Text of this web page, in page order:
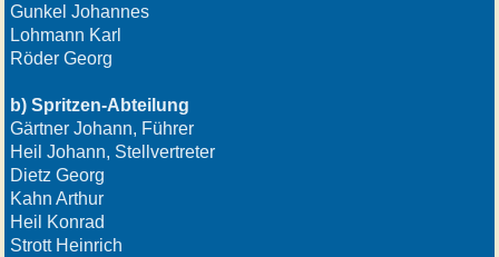
Gunkel Johannes
Lohmann Karl
Röder Georg
b) Spritzen-Abteilung
Gärtner Johann, Führer
Heil Johann, Stellvertreter
Dietz Georg
Kahn Arthur
Heil Konrad
Strott Heinrich